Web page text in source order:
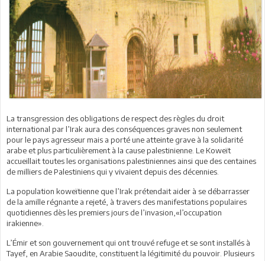
La transgression des obligations de respect des règles du droit
international par l’Irak aura des conséquences graves non seulement
pour le pays agresseur mais a porté une atteinte grave à la solidarité
arabe et plus particulièrement à la cause palestinienne. Le Koweït
accueillait toutes les organisations palestiniennes ainsi que des centaines
de milliers de Palestiniens qui y vivaient depuis des décennies.
La population koweïtienne que l’Irak prétendait aider à se débarrasser
de la amille régnante a rejeté, à travers des manifestations populaires
quotidiennes dès les premiers jours de l’invasion,«l’occupation
irakienne».
L’Émir et son gouvernement qui ont trouvé refuge et se sont installés à
Tayef, en Arabie Saoudite, constituent la légitimité du pouvoir. Plusieurs